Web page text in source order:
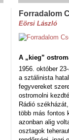
Forradalom
Eörsi László
A „kieg”
1956. október
a sztálinista
fegyvereket
ostromolni
Rádió
több más fontos
azonban alig
osztagok